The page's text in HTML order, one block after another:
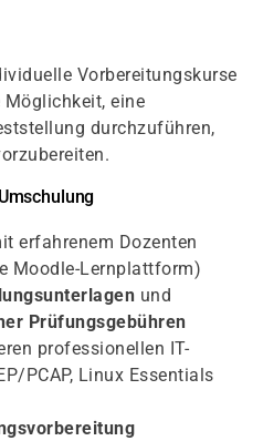
Vorbereitungskurse
eine
durchzuführen,
erfahrenem Dozenten
Moodle-Lernplattform)
und
Prüfungsgebühren
professionellen IT-
PCAP, Linux Essentials